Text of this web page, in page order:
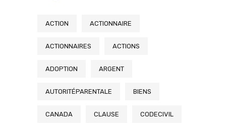
ACTION ACTIONNAIRE
ACTIONNAIRES ACTIONS
ADOPTION ARGENT
AUTORITÉPARENTALE BIENS
CANADA CLAUSE CODECIVIL